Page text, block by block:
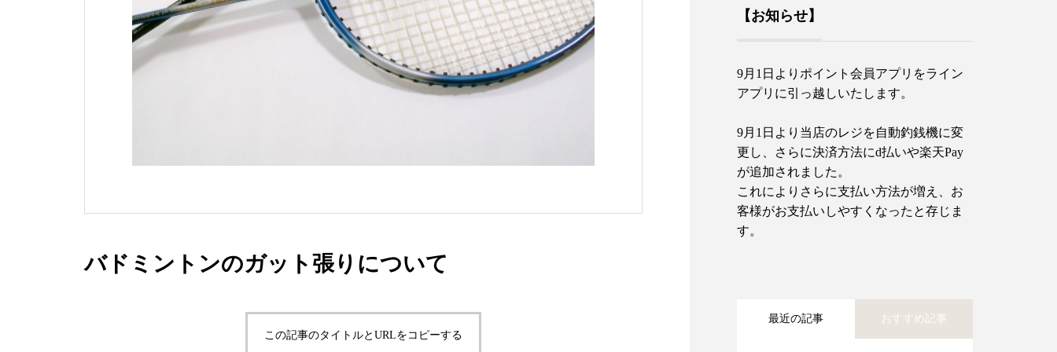
バドミントンのガット張りについて
この記事のタイトルとURLをコピーする
【お知らせ】
9月1日よりポイント会員アプリをライン
アプリに引っ越しいたします。
9月1日より当店のレジを自動釣銭機に変
更し、さらに決済方法にd払いや楽天Pay
が追加されました。
これによりさらに支払い方法が増え、お
客様がお支払いしやすくなったと存じま
す。
最近の記事 おすすめ記事